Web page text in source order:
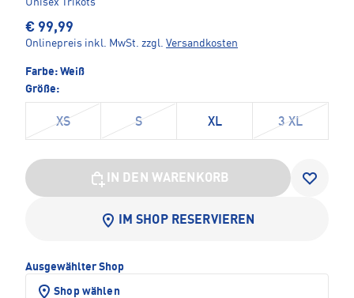
Unisex Trikots
€ 99,99
Onlinepreis inkl. MwSt. zzgl. Versandkosten
Farbe: Weiß
Größe:
XS S XL 3 XL
IN DEN WARENKORB
IM SHOP RESERVIEREN
Ausgewählter Shop
Shop wählen